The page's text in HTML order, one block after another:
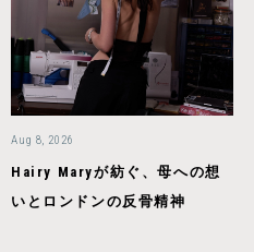
Aug 8, 2026
Hairy Maryが紡ぐ、母への想
いとロンドンの反骨精神